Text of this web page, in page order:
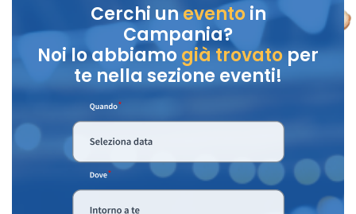
Cerchi unevento in
Campania?
Noi lo abbiamo già trovatoper
te nella sezione eventi!